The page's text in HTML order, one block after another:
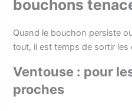
bouchons
Quand le bouchon persiste
tout, il est temps de sortir les
Ventouse : pour
proches